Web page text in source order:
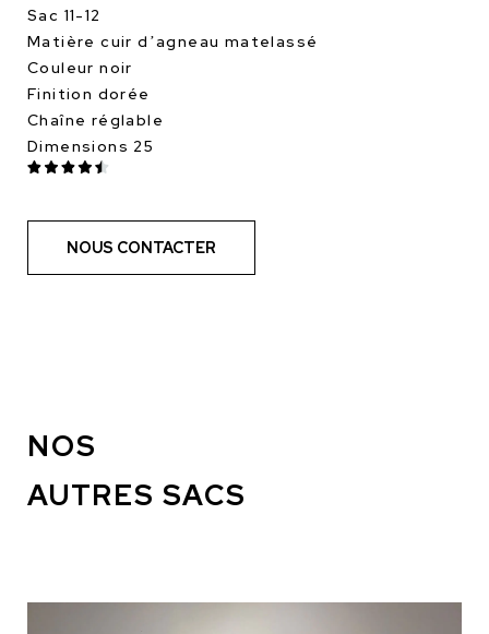
Sac 11-12
Matière cuir d’agneau matelassé
Couleur noir
Finition dorée
Chaîne réglable
Dimensions 25
NOUS CONTACTER
NOS
AUTRES SACS